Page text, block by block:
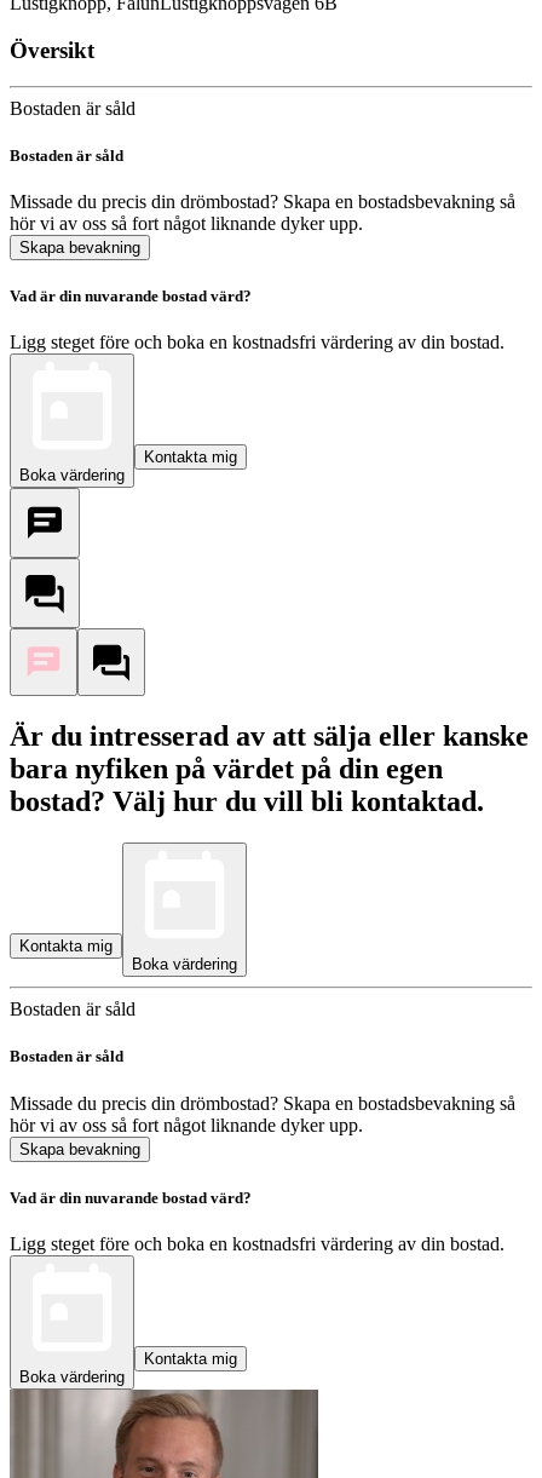
Översikt
Bostaden är såld
Bostaden är såld
Missade du precis din drömbostad? Skapa en bostadsbevakning så
hör vi av oss så fort något liknande dyker upp.
Skapa bevakning
Vad är din nuvarande bostad värd?
Ligg steget före och boka en kostnadsfri värdering av din bostad.
Boka värdering
Kontakta mig
Är du intresserad av att sälja eller kanske
bara nyfiken på värdet på din egen
bostad? Välj hur du vill bli kontaktad.
Kontakta mig
Boka värdering
Bostaden är såld
Bostaden är såld
Missade du precis din drömbostad? Skapa en bostadsbevakning så
hör vi av oss så fort något liknande dyker upp.
Skapa bevakning
Vad är din nuvarande bostad värd?
Ligg steget före och boka en kostnadsfri värdering av din bostad.
Boka värdering
Kontakta mig